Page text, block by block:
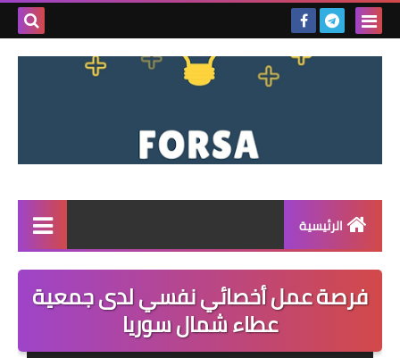
بحث
الرئيسية
القائمة
مناقصات
فرص عمل داخل سوريا
فرصة عمل أخصائي نفسي لدى جمعية
عطاء شمال سوريا